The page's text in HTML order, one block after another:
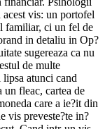
vis: un portofel
familiar, ci un fel de
in detaliu in Op?
sugereaza ca nu
de multe
atunci cand
un fleac, cartea de
care a ie?it din
vis preveste?te in?